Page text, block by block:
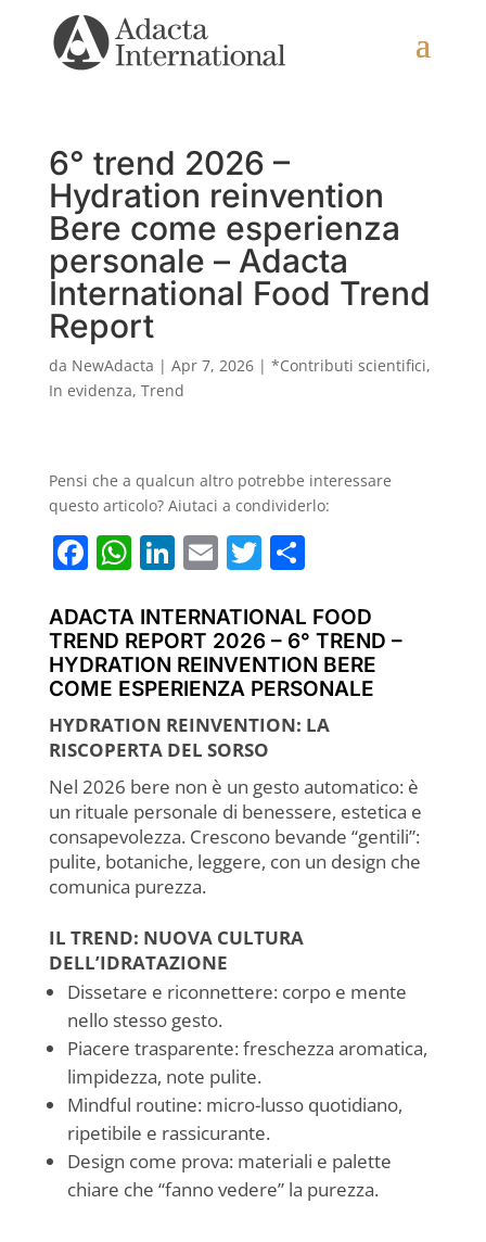
6° trend 2026 –
Hydration reinvention
Bere come esperienza
personale – Adacta
International Food Trend
Report
da NewAdacta | Apr 7, 2026| *Contributi scientifici,
In evidenza, Trend
Pensi che a qualcun altro potrebbe interessare
questo articolo? Aiutaci a condividerlo:
F
c
e
b
o
o
k
W
at
s
A
p
p
Li
k
e
dI
n
E
ai
l
T
itt
er
C
n
di
vi
di
ADACTA INTERNATIONAL FOOD
TREND REPORT 2026 – 6° TREND –
HYDRATION REINVENTION BERE
COME ESPERIENZA PERSONALE
HYDRATION REINVENTION: LA
RISCOPERTA DEL SORSO
Nel 2026 bere non è un gesto automatico: è
un rituale personale di benessere, estetica e
consapevolezza. Crescono bevande “gentili”:
pulite, botaniche, leggere, con un design che
comunica purezza.
IL TREND: NUOVA CULTURA
DELL’IDRATAZIONE
Dissetare e riconnettere: corpo e mente
nello stesso gesto.
Piacere trasparente: freschezza aromatica,
limpidezza, note pulite.
Mindful routine: micro-lusso quotidiano,
ripetibile e rassicurante.
Design come prova: materiali e palette
chiare che “fanno vedere” la purezza.